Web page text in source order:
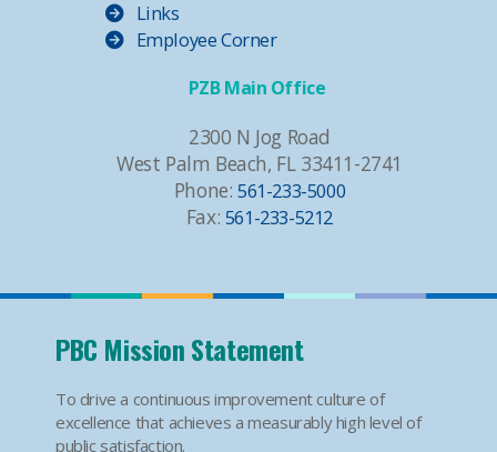
Links
Employee Corner
PZB Main Office
2300 N Jog Road
West Palm Beach, FL 33411-2741
Phone: 561-233-5000
Fax: 561-233-5212
PBC Mission Statement
To drive a continuous improvement culture of
excellence that achieves a measurably high level of
public satisfaction.